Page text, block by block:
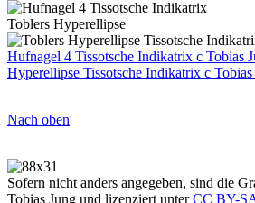
Toblers Hyperellipse
Hufnagel 4 Tissotsche Indikatrix c Tobias
Hyperellipse Tissotsche Indikatrix c
Nach oben
Sofern nicht anders angegeben, sind die
Tobias Jung und lizenziert unterCC BY-